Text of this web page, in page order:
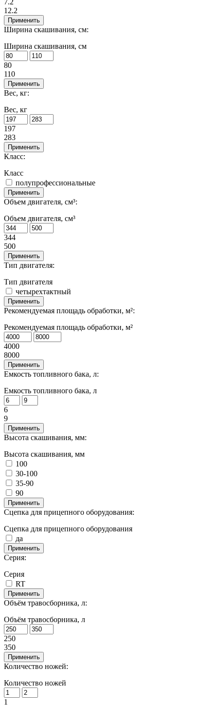
12.2
Применить
Ширина скашивания, см:
Ширина скашивания, см
80
110
Применить
Вес, кг:
Вес, кг
197
283
Применить
Класс:
Класс
полупрофессиональные
Применить
Объем двигателя, см³:
Объем двигателя, см³
344
500
Применить
Тип двигателя:
Тип двигателя
четырехтактный
Применить
Рекомендуемая площадь обработки, м²:
Рекомендуемая площадь обработки, м²
4000
8000
Применить
Емкость топливного бака, л:
Емкость топливного бака, л
6
9
Применить
Высота скашивания, мм:
Высота скашивания, мм
100
30-100
35-90
90
Применить
Сцепка для прицепного оборудования:
Сцепка для прицепного оборудования
да
Применить
Серия:
Серия
RT
Применить
Объём травосборника, л:
Объём травосборника, л
250
350
Применить
Количество ножей:
Количество ножей
1